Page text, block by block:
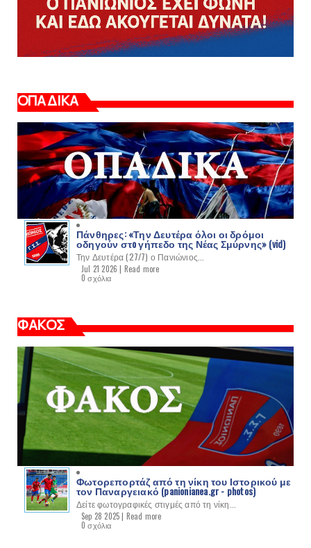
ΟΠΑΔΙΚΑ
Πάνθηρες: «Την Δευτέρα όλοι οι δρόμοι
οδηγούν στo γήπεδο της Νέας Σμύρνης» (vid)
Την Δευτέρα (27/7) ο Πανιώνιος...
Jul 21 2026 | Read more
0 σχόλια
ΦΑΚΟΣ
Φωτορεπορτάζ από τη νίκη του Ιστορικού με
τον Παναργειακό (panionianea.gr - photos)
Δείτε φωτογραφικές στιγμές από τη νίκη...
Sep 28 2025 | Read more
0 σχόλια